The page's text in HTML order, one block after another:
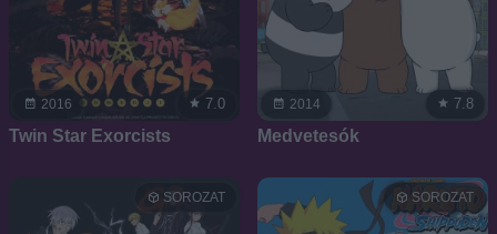
2016 7.0
Twin Star Exorcists
2014 7.8
Medvetesók
SOROZAT SOROZAT